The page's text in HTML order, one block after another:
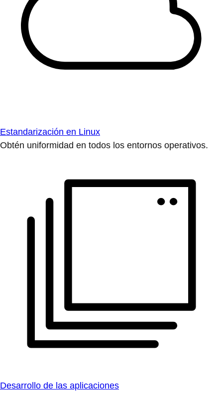
Estandarización en Linux
Obtén uniformidad en todos los entornos operativos.
Desarrollo de las aplicaciones